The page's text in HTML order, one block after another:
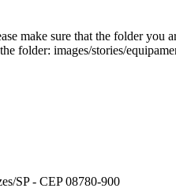
make sure that the folder you
folder: images/stories/
SP - CEP 08780-900